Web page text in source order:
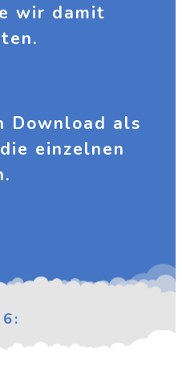
wir damit
Download als
einzelnen